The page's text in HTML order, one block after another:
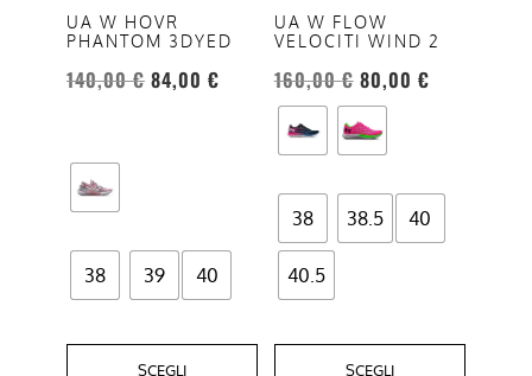
UA W HOVR
PHANTOM 3DYED
140,00€ 84,00 €
38 39 40
SCEGLI
opzioni
possono
essere
pagina
del
UA W FLOW
VELOCITI WIND 2
160,00€ 80,00 €
38 38.5 40
40.5
SCEGLI
opzioni
possono
essere
scelte
nella
del
prodotto